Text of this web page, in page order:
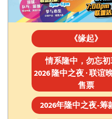
《缘起》
情系隆中，勿忘初
2026 隆中之夜 · 联谊
售票
2026年隆中之夜-筹